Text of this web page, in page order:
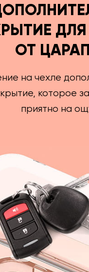
ОТ
на чехле
которое
приятно на